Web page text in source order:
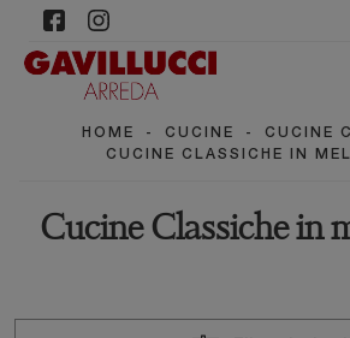
HOME - CUCINE - CUCINE
CUCINE CLASSICHE IN
Cucine Classiche in